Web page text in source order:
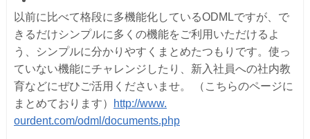
以前に比べて格段に多機能化しているODMLですが、 で
きるだけシンプルに多くの機能をご利用いただけるよ
う、
シンプルに分かりやすくまとめたつもりです。 使っ
ていない機能にチャレンジしたり、 新入社員への社内教
育などにぜひご活用くださいませ。
（ こちらのページに
まとめております）
http://www.
ourdent.com/odml/documents.php